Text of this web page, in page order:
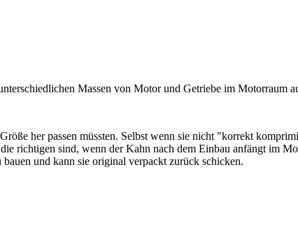
Massen von Motor und Getriebe im Motorraum
her passen müssten. Selbst wenn sie nicht "korrekt
richtigen sind, wenn der Kahn nach dem Einbau anfängt im
und kann sie original verpackt zurück schicken.